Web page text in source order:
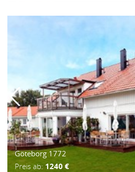
Göteborg 1772
Preis ab: 1240 €